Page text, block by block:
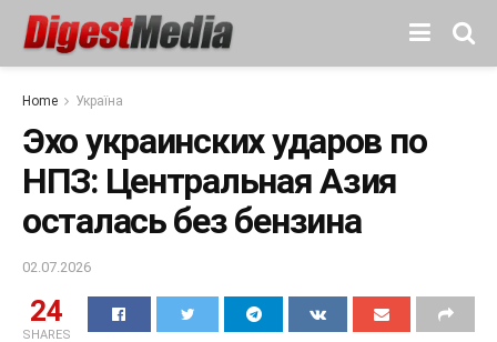
Home Україна
Эхо украинских ударов по
НПЗ: Центральная Азия
осталась без бензина
02.07.2026
24
SHARES